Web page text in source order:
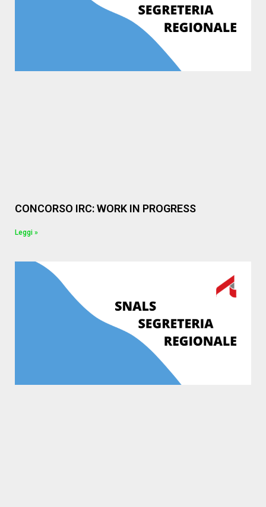
CONCORSO IRC: WORK IN PROGRESS
Leggi »